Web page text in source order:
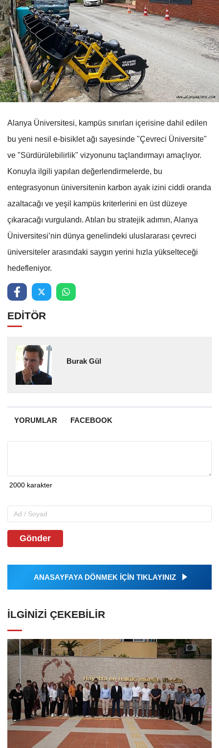
Alanya Üniversitesi, kampüs sınırları içerisine dahil edilen
bu yeni nesil e-bisiklet ağı sayesinde "Çevreci Üniversite"
ve "Sürdürülebilirlik" vizyonunu taçlandırmayı amaçlıyor.
Konuyla ilgili yapılan değerlendirmelerde, bu
entegrasyonun üniversitenin karbon ayak izini ciddi oranda
azaltacağı ve yeşil kampüs kriterlerini en üst düzeye
çıkaracağı vurgulandı. Atılan bu stratejik adımın, Alanya
Üniversitesi’nin dünya genelindeki uluslararası çevreci
üniversiteler arasındaki saygın yerini hızla yükselteceği
hedefleniyor.
EDİTÖR
Burak Gül
YORUMLAR FACEBOOK
Gönder
ANASAYFAYA DÖNMEK İÇİN TIKLAYINIZ
İLGINIZI ÇEKEBILIR